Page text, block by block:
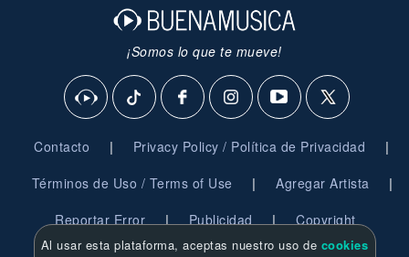
¡Somos lo que te mueve!
Contacto | Privacy Policy / Política de Privacidad |
Términos de Uso / Terms of Use | Agregar Artista |
Reportar Error | Publicidad | Copyright
Al usar esta plataforma, aceptas nuestro uso de cookies